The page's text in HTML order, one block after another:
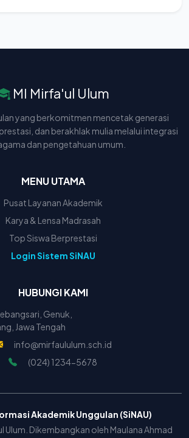
MI Mirfa'ul Ulum
yang berkomitmen mencetak generasi
dan berakhlak mulia melalui integrasi
dan pengetahuan umum.
MENU UTAMA
Pusat Layanan Akademik
Karya & Lensa Madrasah
Top Siswa Berprestasi
Login Sistem SiNAU
HUBUNGI KAMI
Genuk,
Jawa Tengah
info@mirfaululum.sch.id
(024) 1234-5678
Akademik Unggulan (SiNAU)
Ulum. Dikembangkan oleh Maulana Ahmad